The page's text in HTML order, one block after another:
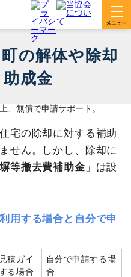
の解体や除却
成金
宅の除却に対する補助
せん。しかし、除却に
等撤去費補助金 」は設
用する場合と自分で申
積ガイ
る場合
自分で申請する場
合